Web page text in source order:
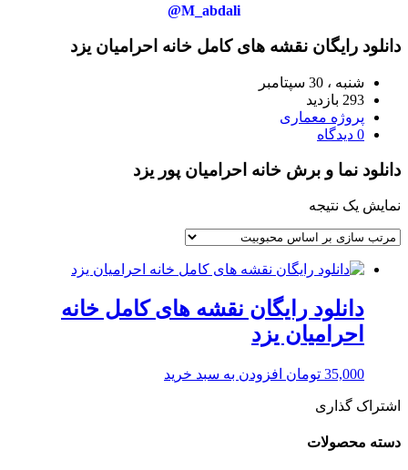
M_abdali@
دانلود رایگان نقشه های کامل خانه احرامیان یزد
شنبه ، 30 سپتامبر
293 بازدید
پروژه معماری
0 دیدگاه
دانلود نما و برش خانه احرامیان پور یزد
نمایش یک نتیجه
دانلود رایگان نقشه های کامل خانه
احرامیان یزد
35,000 تومان افزودن به سبد خرید
اشتراک گذاری
دسته محصولات